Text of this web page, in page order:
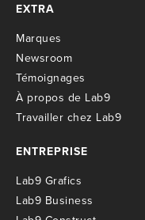
EXTRA
Marques
Newsroom
Témoignages
À propos de Lab9
Travailler chez Lab9
ENTREPRISE
Lab9 Grafics
Lab9 Business